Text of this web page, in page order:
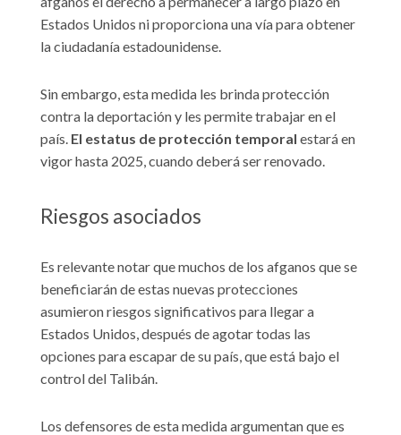
Estados Unidos ni proporciona una vía para obtener
la ciudadanía estadounidense.
Sin embargo, esta medida les brinda protección
contra la deportación y les permite trabajar en el
país. El estatus de protección temporal estará en
vigor hasta 2025, cuando deberá ser renovado.
Riesgos asociados
Es relevante notar que muchos de los afganos que se
beneficiarán de estas nuevas protecciones
asumieron riesgos significativos para llegar a
Estados Unidos, después de agotar todas las
opciones para escapar de su país, que está bajo el
control del Talibán.
Los defensores de esta medida argumentan que es